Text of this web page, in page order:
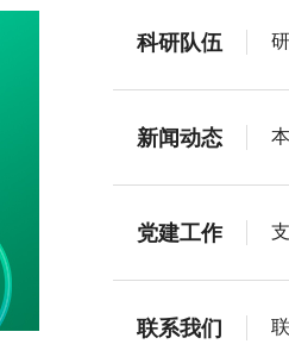
科研队伍
新闻动态
党建工作
联系我们